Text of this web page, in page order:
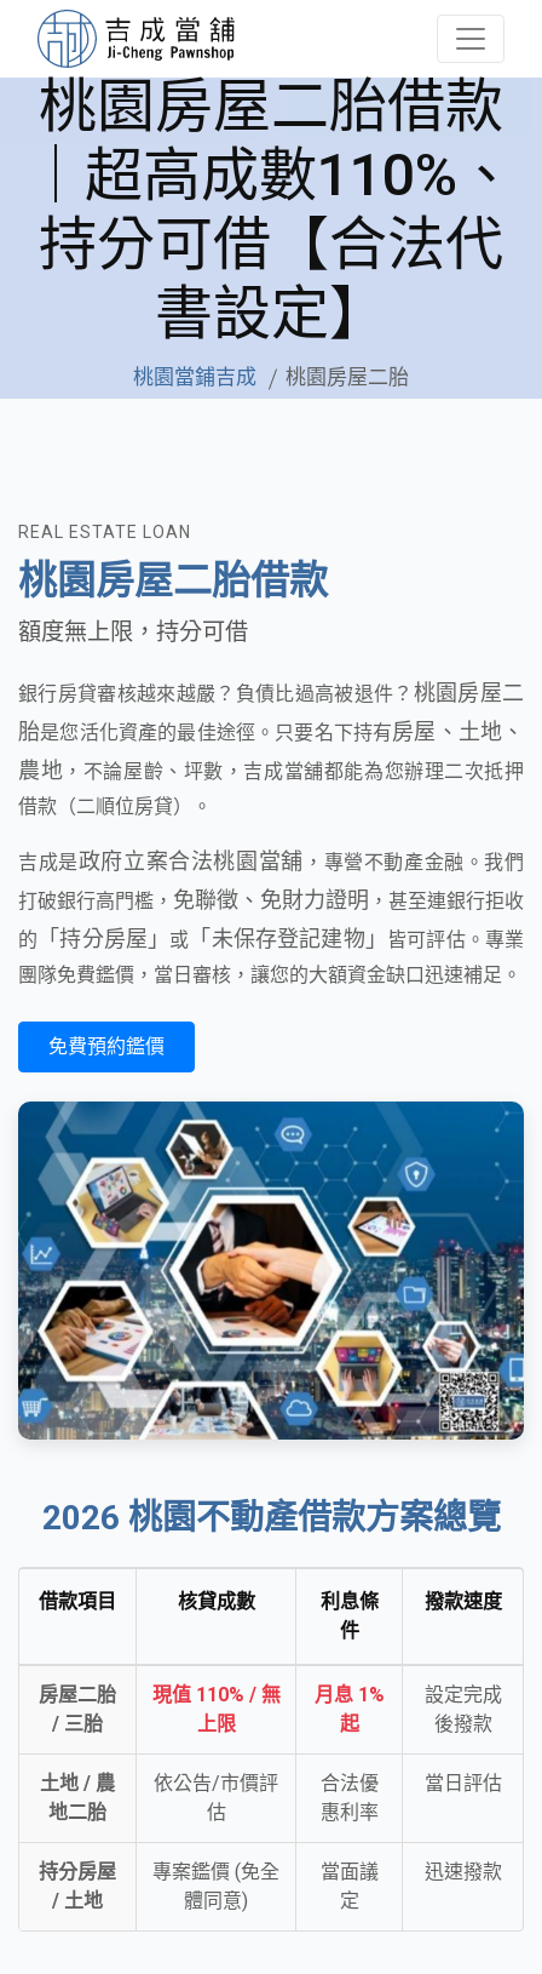
桃園房屋二胎借款
｜超高成數110%、
持分可借【合法代
書設定】
桃園當鋪吉成 桃園房屋二胎
REAL ESTATE LOAN
桃園房屋二胎借款
額度無上限，持分可借
銀行房貸審核越來越嚴？負債比過高被退件？ 桃園房屋二
胎是您活化資產的最佳途徑。只要名下持有房屋、土地、
農地 ，不論屋齡、坪數，吉成當舖都能為您辦理二次抵押
借款（二順位房貸）。
吉成是政府立案合法桃園當舖 ，專營不動產金融。我們
打破銀行高門檻， 免聯徵、免財力證明 ，甚至連銀行拒收
的
「持分房屋」 或 「未保存登記建物」
皆可評估。專業
團隊免費鑑價，當日審核，讓您的大額資金缺口迅速補足。
免費預約鑑價
2026 桃園不動產借款方案總覽
借款項目 核貸成數
利息條
件
撥款速度
房屋二胎
/ 三胎
現值 110% / 無
上限
月息 1%
起
設定完成
後撥款
土地 / 農
地二胎
依公告/市價評
估
合法優
惠利率
當日評估
持分房屋
/ 土地
專案鑑價 (免全
體同意)
當面議
定
迅速撥款